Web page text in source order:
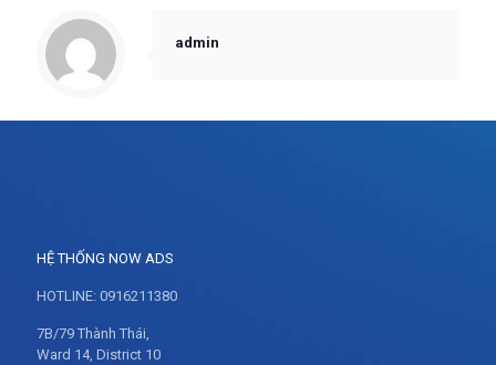
admin
HỆ THỐNG NOW ADS
HOTLINE: 0916211380
7B/79 Thành Thái,
Ward 14, District 10